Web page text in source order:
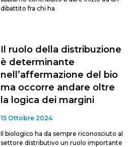
dibattito fra chi ha
Il ruolo della distribuzione
è determinante
nell’affermazione del bio
ma occorre andare oltre
la logica dei margini
15 Ottobre 2024
Il biologico ha da sempre riconosciuto al
settore distributivo un ruolo importante